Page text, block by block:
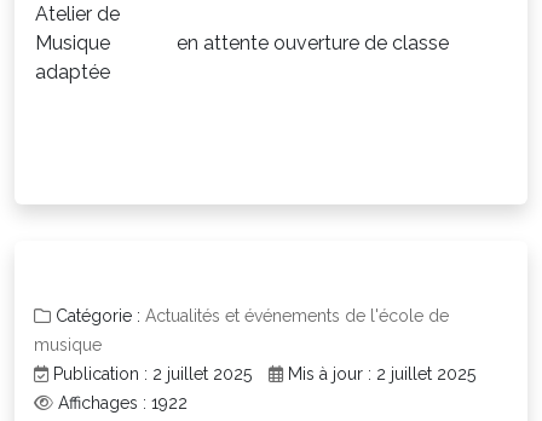
Atelier de
Musique
adaptée
en attente ouverture de classe
Catégorie : Actualités et événements de l'école de
musique
Publication : 2 juillet 2025
Mis à jour : 2 juillet 2025
Affichages : 1922